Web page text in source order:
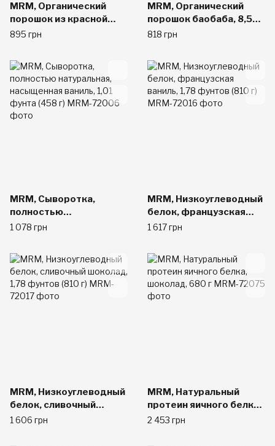
MRM, Органический
порошок из красной
свеклы Organic Red
895 грн
MRM, Органический
порошок баобаба, 8,5
унций (240 г)
818 грн
MRM, Сыворотка,
полностью
натуральная,
1,01 фунта (458 г)
1 078 грн
MRM, Низкоуглеводный
белок, французская
ваниль, 1,78 фунтов
1 617 грн
MRM, Низкоуглеводный
белок, сливочный
шоколад, 1,78 фунтов
1 606 грн
MRM, Натуральный
протеин яичного белка,
шоколад, 680 г
2 453 грн